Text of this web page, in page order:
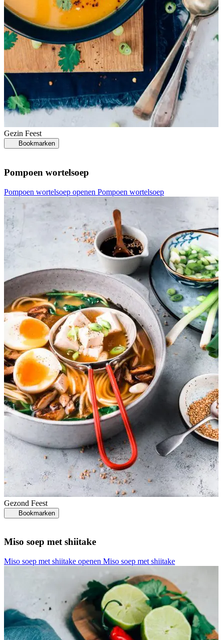
Gezin Feest
Bookmarken
Pompoen wortelsoep
Pompoen wortelsoep openen Pompoen wortelsoep
Gezond Feest
Bookmarken
Miso soep met shiitake
Miso soep met shiitake openen Miso soep met shiitake